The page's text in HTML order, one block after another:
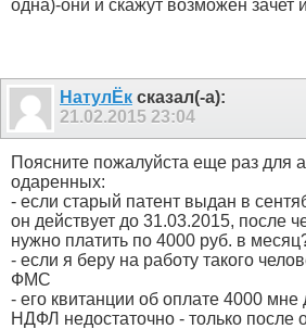
одна)-они и скажут возможен зачет
НатулЁк сказал(-а):
21.02.2015 23:04
Поясните пожалуйста еще раз для
одаренных:
- если старый патент выдан в
он действует до 31.03.2015, после
нужно платить по 4000 руб. в
- если я беру на работу такого
ФМС
- его квитанции об оплате 4000
НДФЛ недостаточно - только после